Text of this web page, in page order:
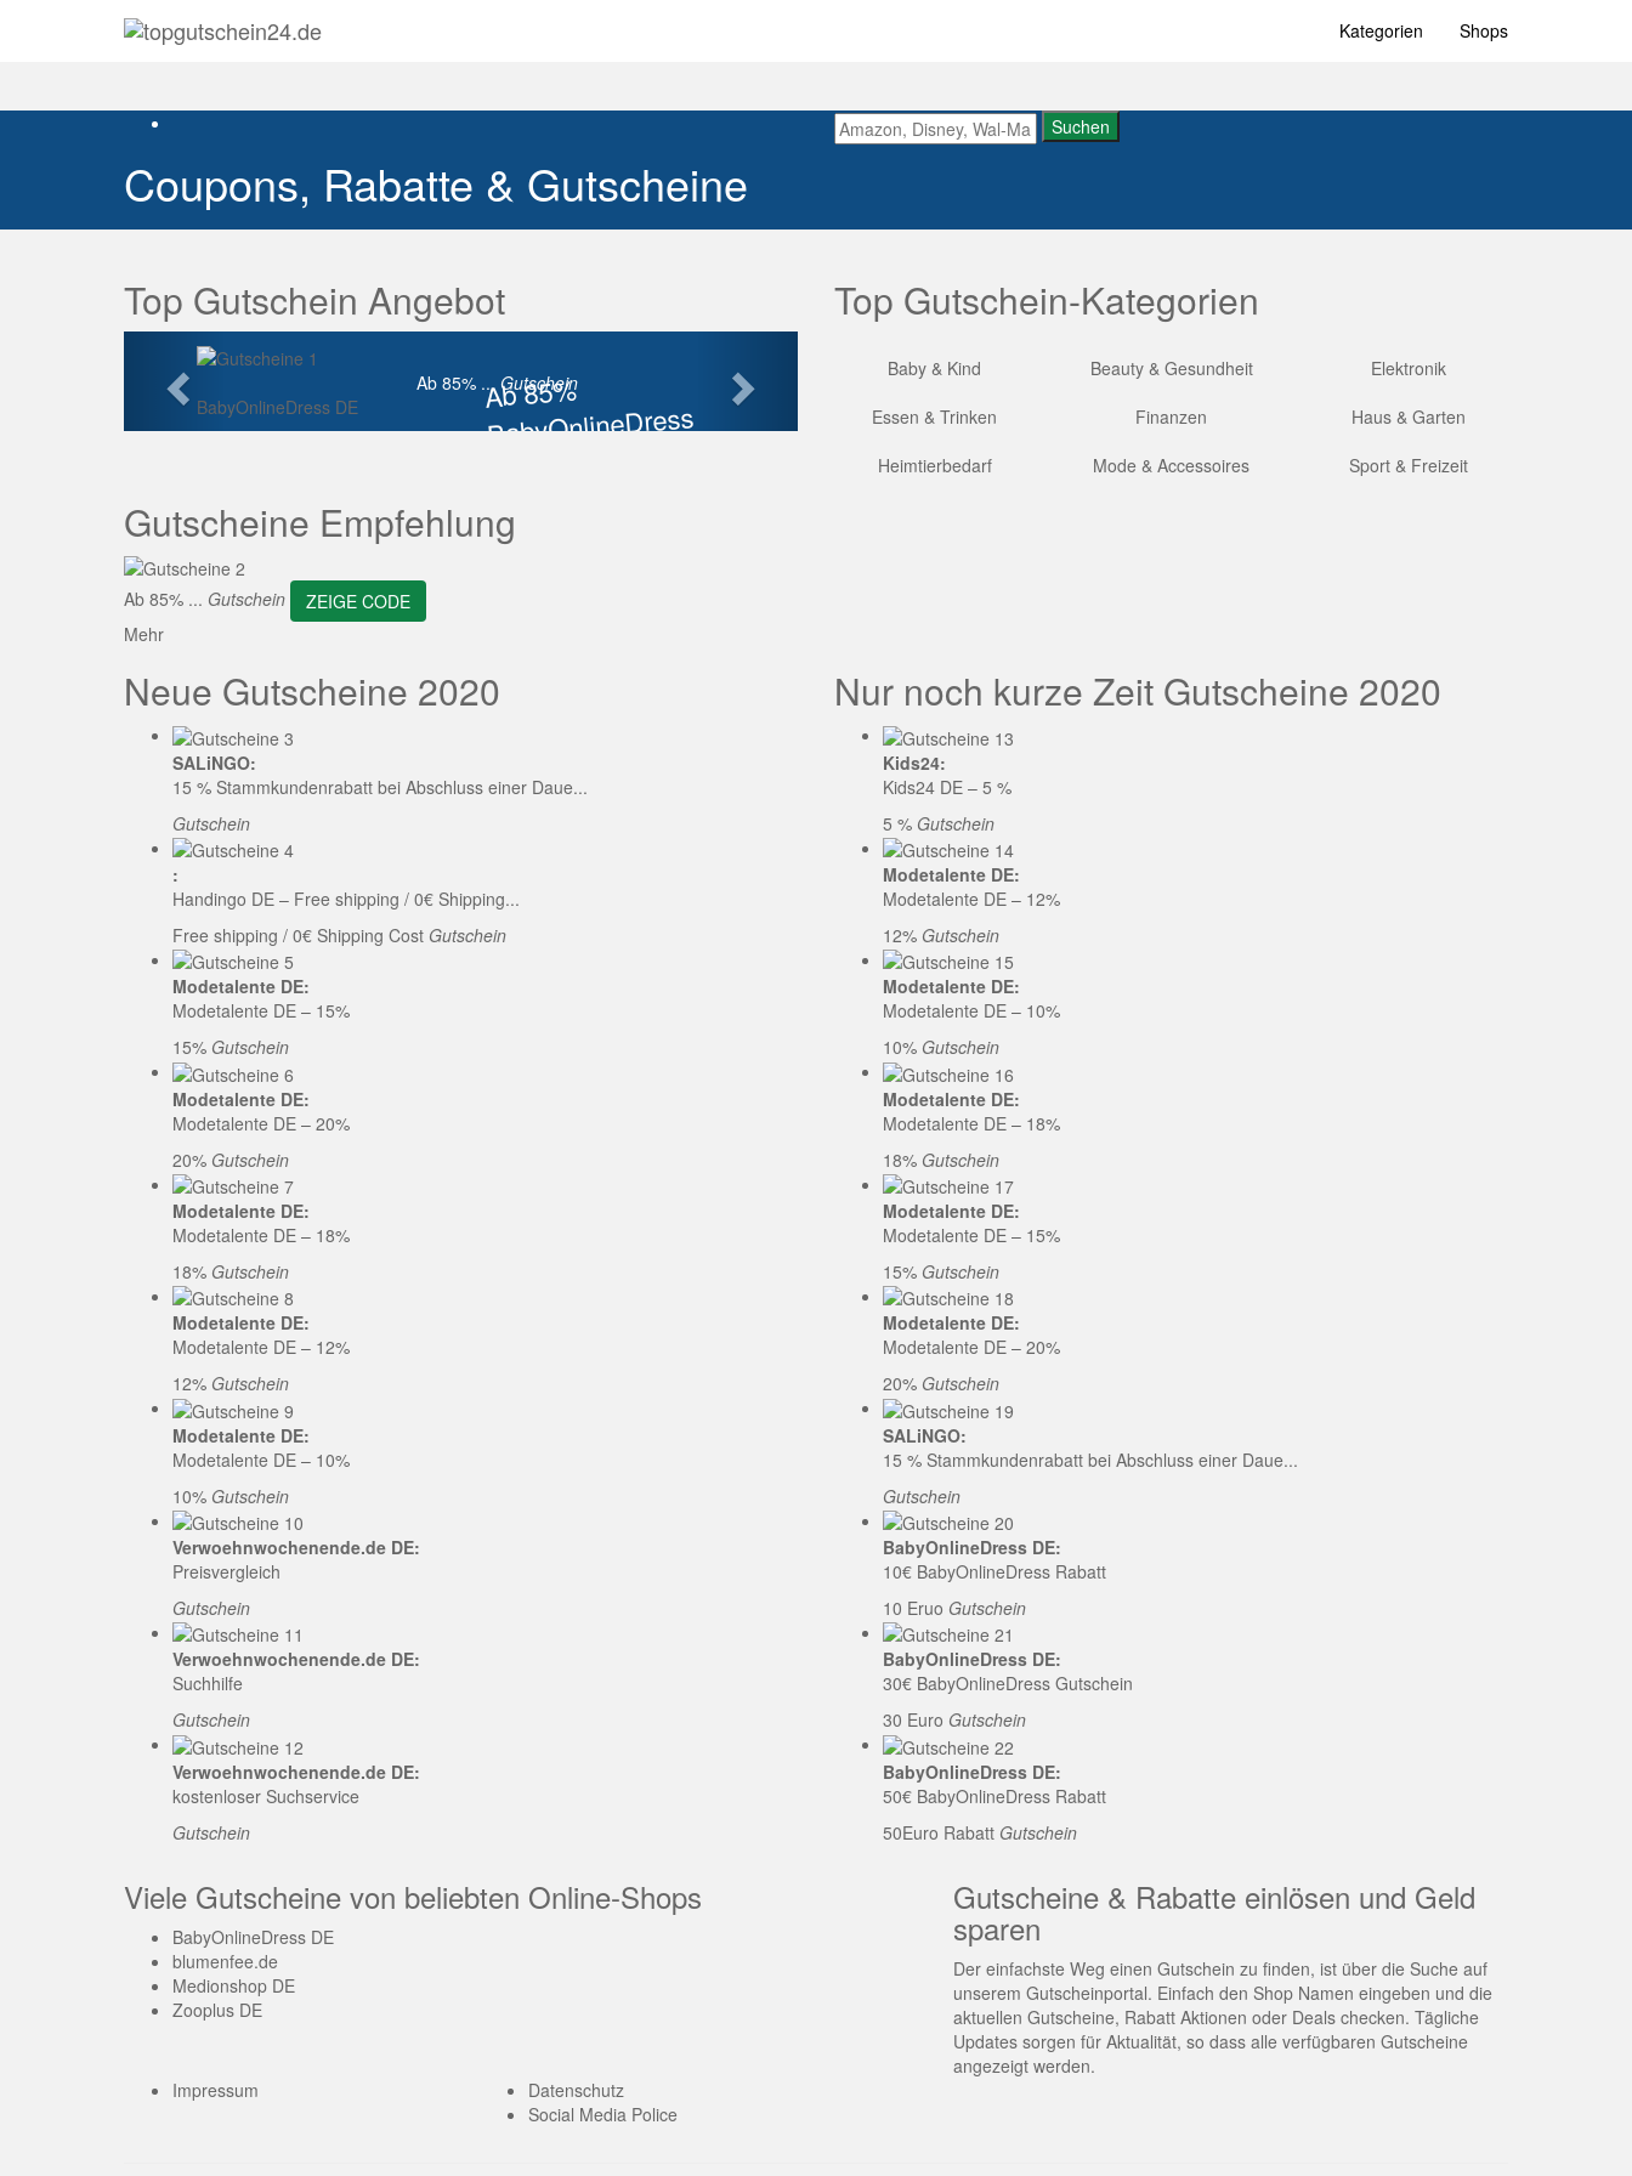
Kategorien Shops
Coupons, Rabatte & Gutscheine
Suchen
Top Gutschein Angebot
Ab 85%
BabyOnlineDress
ZEIGE CODE
Ab 85% ... Gutschein
BabyOnlineDress DE
Vorherige
Top Gutschein-Kategorien
Baby & Kind Beauty & Gesundheit
Elektronik
Essen & Trinken
Finanzen
Haus & Garten
Heimtierbedarf
Mode & Accessoires Sport & Freizeit
Gutscheine Empfehlung
Ab 85% ... Gutschein
ZEIGE CODE
Mehr
Neue Gutscheine 2020
SALiNGO:
15 % Stammkundenrabatt bei Abschluss einer Daue...
Gutschein
:
Handingo DE – Free shipping / 0€ Shipping...
Free shipping / 0€ Shipping Cost Gutschein
Modetalente DE:
Modetalente DE – 15%
15% Gutschein
Modetalente DE:
Modetalente DE – 20%
20% Gutschein
Modetalente DE:
Modetalente DE – 18%
18% Gutschein
Modetalente DE:
Modetalente DE – 12%
12% Gutschein
Modetalente DE:
Modetalente DE – 10%
10% Gutschein
Verwoehnwochenende.de DE:
Preisvergleich
Gutschein
Verwoehnwochenende.de DE:
Suchhilfe
Gutschein
Verwoehnwochenende.de DE:
kostenloser Suchservice
Gutschein
Nur noch kurze Zeit Gutscheine 2020
Kids24:
Kids24 DE – 5 %
5 % Gutschein
Modetalente DE:
Modetalente DE – 12%
12% Gutschein
Modetalente DE:
Modetalente DE – 10%
10% Gutschein
Modetalente DE:
Modetalente DE – 18%
18% Gutschein
Modetalente DE:
Modetalente DE – 15%
15% Gutschein
Modetalente DE:
Modetalente DE – 20%
20% Gutschein
SALiNGO:
15 % Stammkundenrabatt bei Abschluss einer Daue...
Gutschein
BabyOnlineDress DE:
10€ BabyOnlineDress Rabatt
10 Eruo Gutschein
BabyOnlineDress DE:
30€ BabyOnlineDress Gutschein
30 Euro Gutschein
BabyOnlineDress DE:
50€ BabyOnlineDress Rabatt
50Euro Rabatt Gutschein
Viele Gutscheine von beliebten Online-Shops
BabyOnlineDress DE
blumenfee.de
Medionshop DE
Zooplus DE
Gutscheine & Rabatte einlösen und Geld
sparen
Der einfachste Weg einen Gutschein zu finden, ist über die Suche auf
unserem Gutscheinportal. Einfach den Shop Namen eingeben und die
aktuellen Gutscheine, Rabatt Aktionen oder Deals checken. Tägliche
Updates sorgen für Aktualität, so dass alle verfügbaren Gutscheine
angezeigt werden.
Impressum
Datenschutz
Social Media Police